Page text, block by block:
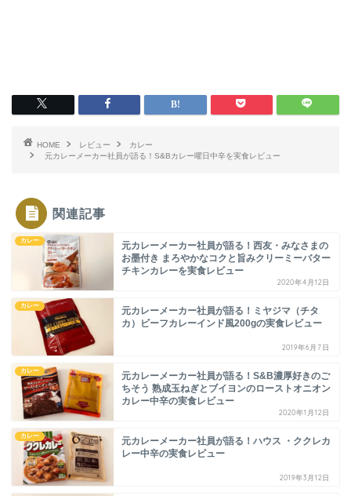
HOME レビュー
カレー
元カレーメーカー社員が語る！S&Bカレー曜日中辛を実食レビュー
関連記事
カレー
元カレーメーカー社員が語る！西友・みなさまの
お墨付き まろやかなコクと旨みクリーミーバター
チキンカレーを実食レビュー
2020年4月12日
カレー
元カレーメーカー社員が語る！ミヤジマ（チタ
カ）ビーフカレーインド風200gの実食レビュー
2019年6月7日
カレー
元カレーメーカー社員が語る！S&B濃厚好きのご
ちそう 熟成玉ねぎとブイヨンのローストオニオン
カレー中辛の実食レビュー
2020年1月12日
カレー
元カレーメーカー社員が語る！ハウス ・ククレカ
レー中辛の実食レビュー
2019年3月12日